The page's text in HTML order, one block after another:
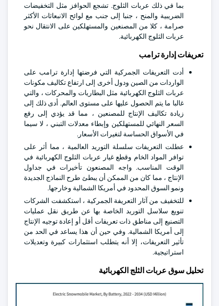
بما في ذلك عربات الثلوج. تشجع الحوافز مثل التخفيضات
الضريبية والمنح ، جنبا إلى جنب مع لوائح الانبعاثات الأكثر
صرامة ، كلا من المصنعين والمستهلكين على الانتقال نحو
عربات الثلوج الكهربائية.
تعريفات إدارة ترامب
أدت التعريفات الجمركية التي فرضتها إدارة ترامب على
الواردات من الصين ودول أخرى إلى ارتفاع تكاليف مكونات
عربات الثلوج الكهربائية مثل البطاريات والمحركات ، والتي
غالبا ما يتم الحصول عليها على مستوى العالم. أدى ذلك إلى
زيادة تكاليف الإنتاج للمصنعين ، مما قد يؤدي إلى رفع
السعر النهائي للمستهلكين وإبطاء معدلات التبني ، لا سيما
في الأسواق الحساسة لتغيرات الأسعار.
عطلت التعريفات سلسلة التوريد العالمية ، مما أثر على
توافر المواد الخام وقطع غيار عربات الثلوج الكهربائية في
الوقت المناسب. واجه المصنعون تأخيرات في جداول
الإنتاج ، مما كان من الممكن أن يبطئ طرح النماذج الجديدة
ونمو السوق المحدود في أمريكا الشمالية وخارجها.
للتخفيف من آثار التعريفة الجمركية ، استكشفت الشركات
تنويع سلاسل التوريد الخاصة بها عن طريق نقل عمليات
التصنيع إلى مناطق ذات تعريفات أقل أو إعادة توجيه الإنتاج
إلى أمريكا الشمالية. وفي حين أن هذا يساعد في الحد من
تأثير التعريفات، إلا أنه يتطلب استثمارات كبيرة وتعديلات
استراتيجية.
تحليل سوق عربات الثلج الكهربائية